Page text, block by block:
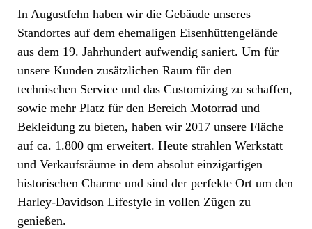
In Augustfehn haben wir die Gebäude unseres
Standortes auf dem ehemaligen Eisenhüttengelände
aus dem 19. Jahrhundert aufwendig saniert. Um für
unsere Kunden zusätzlichen Raum für den
technischen Service und das Customizing zu schaffen,
sowie mehr Platz für den Bereich Motorrad und
Bekleidung zu bieten, haben wir 2017 unsere Fläche
auf ca. 1.800 qm erweitert. Heute strahlen Werkstatt
und Verkaufsräume in dem absolut einzigartigen
historischen Charme und sind der perfekte Ort um den
Harley-Davidson Lifestyle in vollen Zügen zu
genießen.